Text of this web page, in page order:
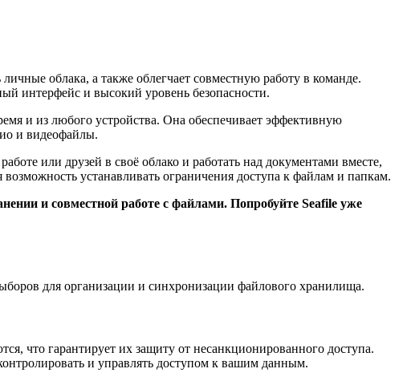
облака, а также облегчает совместную работу в команде.
интерфейс и высокий уровень безопасности.
и из любого устройства. Она обеспечивает эффективную
и видеофайлы.
или друзей в своё облако и работать над документами вместе,
устанавливать ограничения доступа к файлам и папкам.
и совместной работе с файлами. Попробуйте Seafile уже
для организации и синхронизации файлового хранилища.
что гарантирует их защиту от несанкционированного доступа.
и управлять доступом к вашим данным.